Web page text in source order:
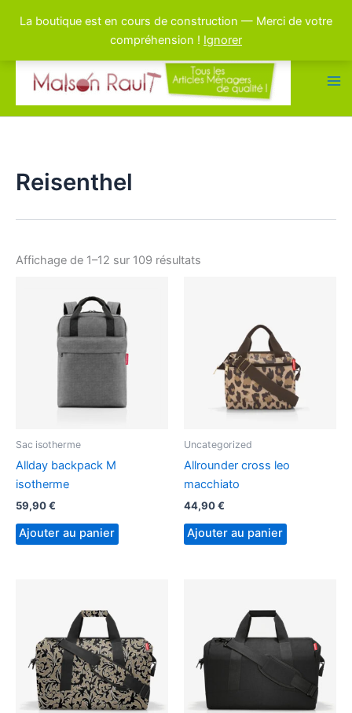
La boutique est en cours de construction — Merci de votre
compréhension ! Ignorer
contenu
Reisenthel
Affichage de 1–12 sur 109 résultats
Sac isotherme
Allday backpack M
isotherme
59,90€
Ajouter au panier
Uncategorized
Allrounder cross leo
macchiato
44,90€
Ajouter au panier